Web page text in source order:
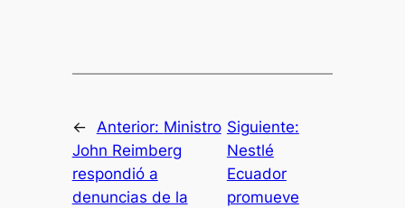
← Anterior: Ministro
John Reimberg
respondió a
denuncias de la
Siguiente:
Nestlé
Ecuador
promueve